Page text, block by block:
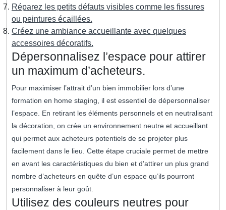
Réparez les petits défauts visibles comme les fissures
ou peintures écaillées.
Créez une ambiance accueillante avec quelques
accessoires décoratifs.
Dépersonnalisez l’espace pour attirer
un maximum d’acheteurs.
Pour maximiser l’attrait d’un bien immobilier lors d’une
formation en home staging, il est essentiel de dépersonnaliser
l’espace. En retirant les éléments personnels et en neutralisant
la décoration, on crée un environnement neutre et accueillant
qui permet aux acheteurs potentiels de se projeter plus
facilement dans le lieu. Cette étape cruciale permet de mettre
en avant les caractéristiques du bien et d’attirer un plus grand
nombre d’acheteurs en quête d’un espace qu’ils pourront
personnaliser à leur goût.
Utilisez des couleurs neutres pour